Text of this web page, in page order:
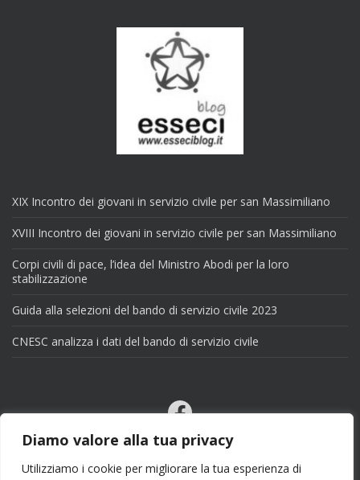
Diamo valore alla tua privacy
Utilizziamo i cookie per migliorare la tua esperienza di
XIX Incontro dei giovani in servizio civile per san Massimiliano
XVIII Incontro dei giovani in servizio civile per san Massimiliano
Corpi civili di pace, l’idea del Ministro Abodi per la loro
stabilizzazione
Guida alla selezioni del bando di servizio civile 2023
CNESC analizza i dati del bando di servizio civile
Facebook
Email
X